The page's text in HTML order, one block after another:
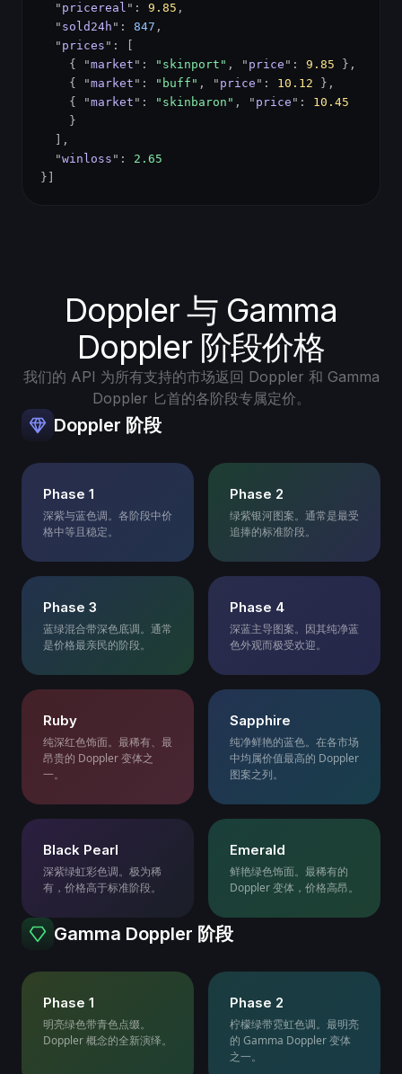
" pricereal ": 9.85 ,
" sold24h ": 847 ,
" prices ": [
{ "market ": "skinport" , " price ": 9.85 },
{ "market ": "buff" , " price ": 10.12 },
{ "market ": "skinbaron" , " price ": 10.45
}
],
"winloss ": 2.65
}]
Doppler 与 Gamma
Doppler 阶段价格
我们的 API 为所有支持的市场返回 Doppler 和 Gamma
Doppler 匕首的各阶段专属定价。
Doppler 阶段
Phase 1
深紫与蓝色调。各阶段中价
格中等且稳定。
Phase 2
绿紫银河图案。通常是最受
追捧的标准阶段。
Phase 3
蓝绿混合带深色底调。通常
是价格最亲民的阶段。
Phase 4
深蓝主导图案。因其纯净蓝
色外观而极受欢迎。
Ruby
纯深红色饰面。最稀有、最
昂贵的 Doppler 变体之
一。
Sapphire
纯净鲜艳的蓝色。在各市场
中均属价值最高的 Doppler
图案之列。
Black Pearl
深紫绿虹彩色调。极为稀
有，价格高于标准阶段。
Emerald
鲜艳绿色饰面。最稀有的
Doppler 变体，价格高昂。
Gamma Doppler 阶段
Phase 1
明亮绿色带青色点缀。
Doppler 概念的全新演绎。
Phase 2
柠檬绿带霓虹色调。最明亮
的 Gamma Doppler 变体
之一。